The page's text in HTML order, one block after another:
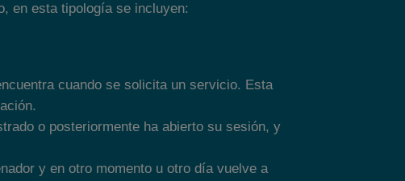
en esta tipología se incluyen:
cuando se solicita un servicio. Esta
o posteriormente ha abierto su sesión, y
y en otro momento u otro día vuelve a